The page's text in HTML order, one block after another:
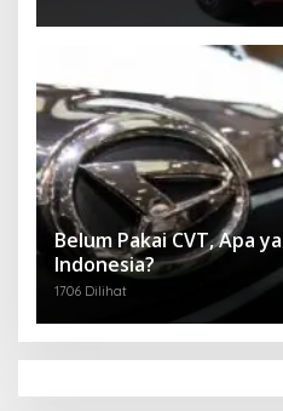
Belum Pakai CVT, Apa
Indonesia?
1706 Dilihat